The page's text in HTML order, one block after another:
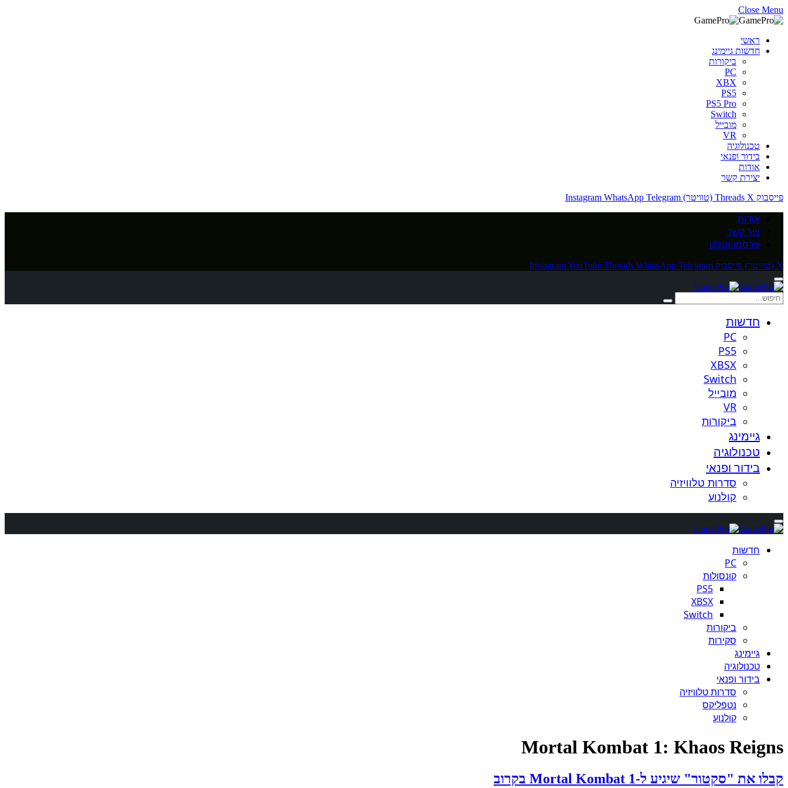
Close Menu
ראשי
חדשות גיימינג
ביקורות
PC
XBX
PS5
PS5 Pro
Switch
מובייל
VR
טכנולוגיה
בידור ופנאי
אודות
יצירת קשר
פייסבוק
Threads X (טוויטר) Instagram WhatsApp Telegram
אודות
צור קשר
פרסמו אצלנו
X (טוויטר) פייסבוק InstagramYouTube Threads WhatsApp Telegram
חדשות
PC
PS5
XBSX
Switch
מובייל
VR
ביקורות
גיימינג
טכנולוגיה
בידור ופנאי
סדרות טלוויזיה
קולנוע
חדשות
PC
קונסולות
PS5
XBSX
Switch
ביקורות
סקירות
גיימינג
טכנולוגיה
בידור ופנאי
סדרות טלוויזיה
נטפליקס
קולנוע
Mortal Kombat 1: Khaos Reigns
קבלו את "סקטור" שיגיע ל-Mortal Kombat 1 בקרוב